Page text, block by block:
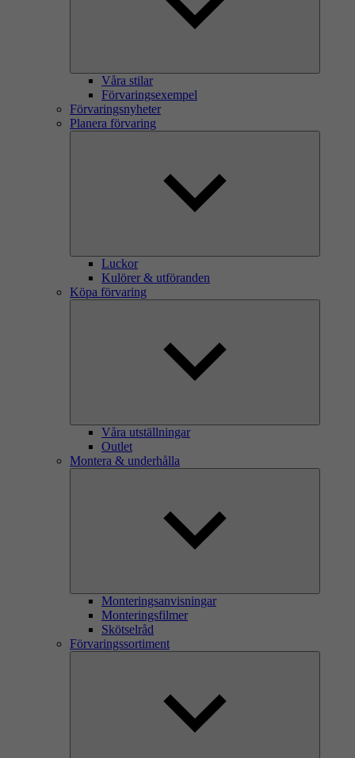
Våra stilar
Förvaringsexempel
Förvaringsnyheter
Planera förvaring
Luckor
Kulörer & utföranden
Köpa förvaring
Våra utställningar
Outlet
Montera & underhålla
Monteringsanvisningar
Monteringsfilmer
Skötselråd
Förvaringssortiment